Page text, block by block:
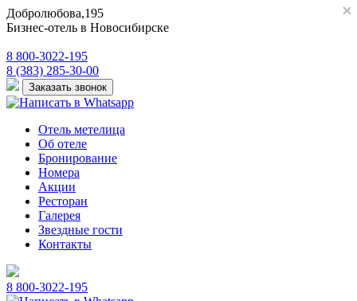
Добролюбова,195
Бизнес-отель в Новосибирске
8 800-3022-195
8 (383) 285-30-00
Заказать звонок
Отель метелица
Об отеле
Бронирование
Номера
Акции
Ресторан
Галерея
Звездные гости
Контакты
8 800-3022-195
×
×